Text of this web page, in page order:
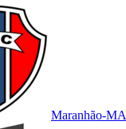
Maranhão-MA